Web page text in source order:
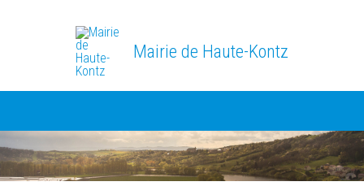
Mairie de Haute-Kontz